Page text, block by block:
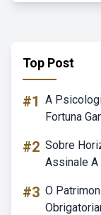
Top Post
#1 A
Fortuna
#2 Sobre
Assinale A
#3 O